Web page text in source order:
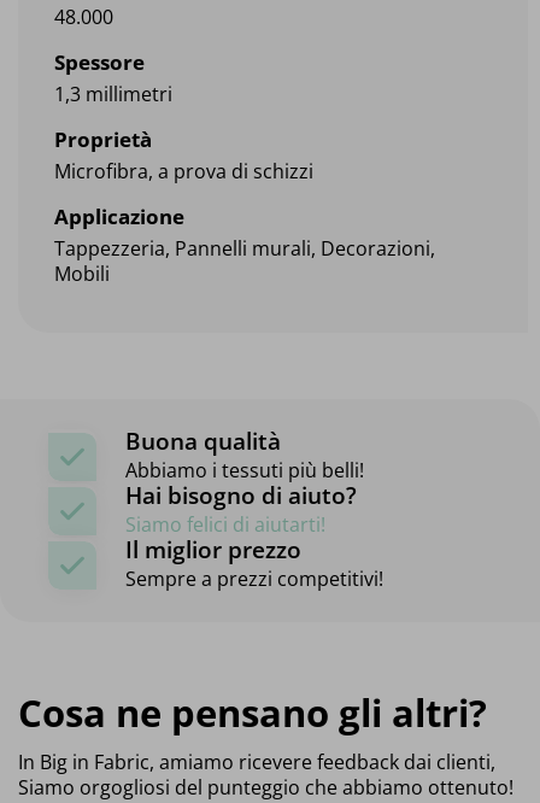
48.000
Spessore
1,3 millimetri
Proprietà
Microfibra, a prova di schizzi
Applicazione
Tappezzeria, Pannelli murali, Decorazioni,
Mobili
Buona qualità
Abbiamo i tessuti più belli!
Hai bisogno di aiuto?
Siamo felici di aiutarti!
Il miglior prezzo
Sempre a prezzi competitivi!
Cosa ne pensano gli altri?
In Big in Fabric, amiamo ricevere feedback dai clienti,
Siamo orgogliosi del punteggio che abbiamo ottenuto!